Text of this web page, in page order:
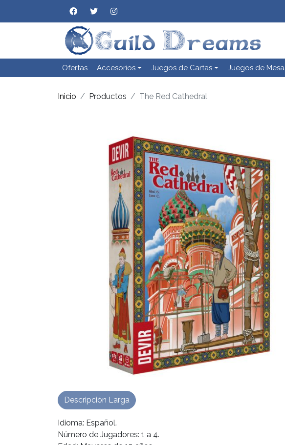
Ofertas Accesorios Juegos de Cartas Juegos de Mesa
Inicio Productos The Red Cathedral
Idioma: Español.
Número de Jugadores: 1 a 4.
Descripción Larga